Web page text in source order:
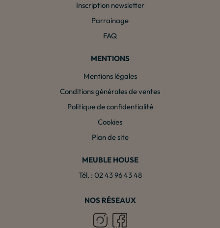
Inscription newsletter
Parrainage
FAQ
MENTIONS
Mentions légales
Conditions générales de ventes
Politique de confidentialité
Cookies
Plan de site
MEUBLE HOUSE
Tél. : 02 43 96 43 48
NOS RÉSEAUX